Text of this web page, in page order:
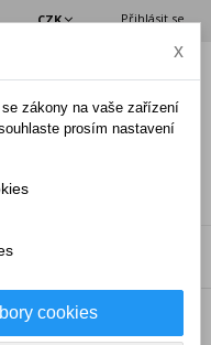
Přihlásit se
CZK
x
zákony na vaše zařízení
prosím nastavení
cookies